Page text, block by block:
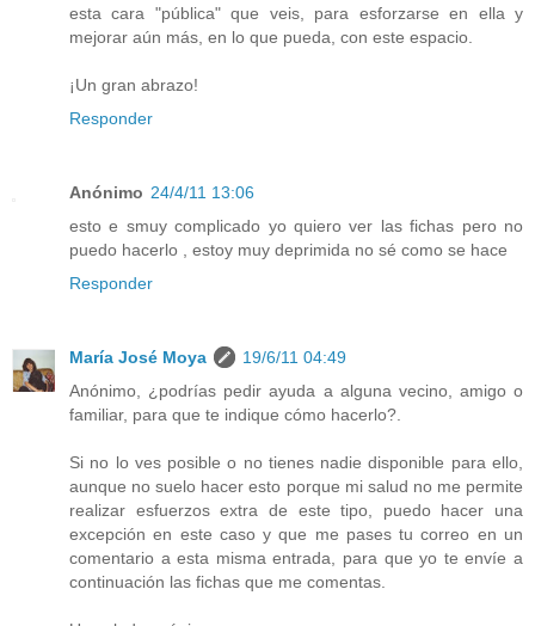
esta cara "pública" que veis, para esforzarse en ella y
mejorar aún más, en lo que pueda, con este espacio.
¡Un gran abrazo!
Responder
Anónimo 24/4/11 13:06
esto e smuy complicado yo quiero ver las fichas pero no
puedo hacerlo , estoy muy deprimida no sé como se hace
Responder
María José Moya
19/6/11 04:49
Anónimo, ¿podrías pedir ayuda a alguna vecino, amigo o
familiar, para que te indique cómo hacerlo?.
Si no lo ves posible o no tienes nadie disponible para ello,
aunque no suelo hacer esto porque mi salud no me permite
realizar esfuerzos extra de este tipo, puedo hacer una
excepción en este caso y que me pases tu correo en un
comentario a esta misma entrada, para que yo te envíe a
continuación las fichas que me comentas.